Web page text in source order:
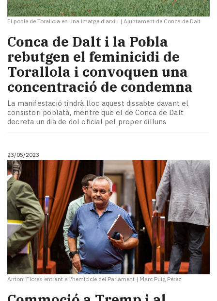
El poble de Torallola en una imatge d'arxiu | Ajuntament de Conca de Dalt
Conca de Dalt i la Pobla
rebutgen el feminicidi de
Torallola i convoquen una
concentració de condemna
La manifestació tindrà lloc aquest dissabte davant el
consistori poblatà, mentre que el de Conca de Dalt
decreta un dia de dol oficial pel proper dilluns
23/05/2023
Antoni Flores entrant a l'hemicicle del Parlament | Marc Puig Pérez